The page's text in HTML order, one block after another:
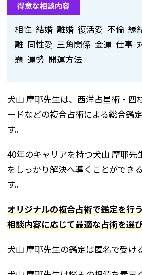
得意な相談内容
相性 結婚 離婚 復活愛 不倫 縁
離 同性愛 三角関係 金運 仕事
題 運勢 開運方法
犬山 摩耶先生は、西洋占星術・四
ードなどの複合占術による総合鑑
す。
40年のキャリアを持つ犬山 摩耶先
をしっかり解決へ導くことができ
す。
オリジナルの複合占術で鑑定を行
相談内容に応じて最適な占術を選
犬山 摩耶先生の鑑定は匿名で受け